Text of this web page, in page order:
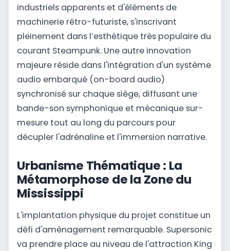
industriels apparents et d'éléments de
machinerie rétro-futuriste, s'inscrivant
pleinement dans l’esthétique très populaire du
courant Steampunk. Une autre innovation
majeure réside dans l'intégration d'un système
audio embarqué (on-board audio)
synchronisé sur chaque siège, diffusant une
bande-son symphonique et mécanique sur-
mesure tout au long du parcours pour
décupler l'adrénaline et l'immersion narrative.
Urbanisme Thématique : La
Métamorphose de la Zone du
Mississippi
L'implantation physique du projet constitue un
défi d'aménagement remarquable. Supersonic
va prendre place au niveau de l'attraction King